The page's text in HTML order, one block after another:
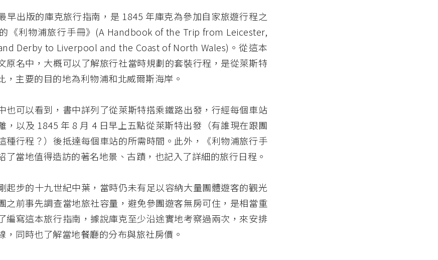
早出版的庫克旅行指南，是 1845 年庫克為參加自家旅遊行程之
《利物浦旅行手冊》(A Handbook of the Trip from Leicester,
Derby to Liverpool and the Coast of North Wales)。從這本
原名中，大概可以了解旅行社當時規劃的套裝行程，是從萊斯特
，主要的目的地為利物浦和北威爾斯海岸。
也可以看到，書中詳列了從萊斯特搭乘鐵路出發，行經每個車站
，以及 1845 年 8 月 4 日早上五點從萊斯特出發（有誰現在跟團
種行程？）後抵達每個車站的所需時間。此外，《利物浦旅行手
了當地值得造訪的著名地景、古蹟，也記入了詳細的旅行日程。
起步的十九世紀中葉，當時仍未有足以容納大量團體遊客的觀光
之前事先調查當地旅社容量，避免參團遊客無房可住，是相當重
編寫這本旅行指南，據說庫克至少沿途實地考察過兩次，來安排
，同時也了解當地餐廳的分布與旅社房價。